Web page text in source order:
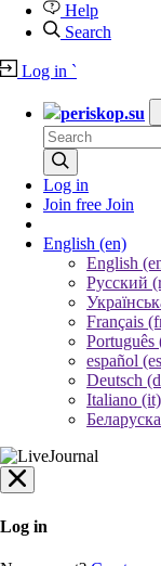
Help
Search
Log in `
periskop.su
Log in
Join free Join
English (en)
English
Русский
Français
Português
español
Deutsch
Italiano (it)
Log in